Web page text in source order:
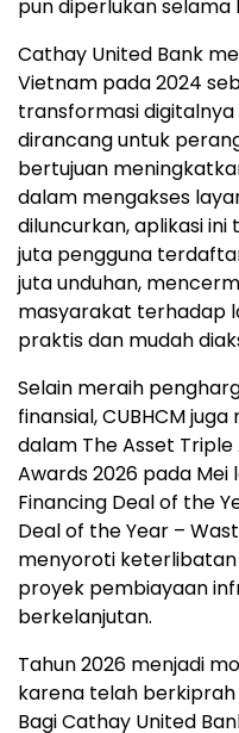
pun diperlukan selama
Cathay United Bank
Vietnam pada 2024
transformasi digitalnya
dirancang untuk
bertujuan
dalam mengakses
diluncurkan, aplikasi
juta pengguna
juta unduhan,
masyarakat terhadap
praktis dan mudah
Selain meraih
finansial, CUBHCM
dalam The Asset
Awards 2026 pada Mei
Financing Deal of the
Deal of the Year –
menyoroti keterlibatan
proyek pembiayaan
berkelanjutan.
Tahun 2026 menjadi
karena telah berkiprah
Bagi Cathay United